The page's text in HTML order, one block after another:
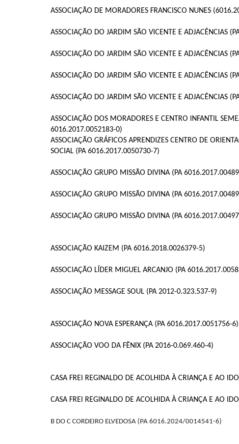
ASSOCIAÇÃO DE MORADORES FRANCISCO NUNES
ASSOCIAÇÃO DO JARDIM SÃO VICENTE E ADJACÊNCIAS
ASSOCIAÇÃO DO JARDIM SÃO VICENTE E ADJACÊNCIAS
ASSOCIAÇÃO DO JARDIM SÃO VICENTE E ADJACÊNCIAS
ASSOCIAÇÃO DO JARDIM SÃO VICENTE E ADJACÊNCIAS
ASSOCIAÇÃO DOS MORADORES E CENTRO INFANTIL
6016.2017.0052183-0)
ASSOCIAÇÃO GRÁFICOS APRENDIZES CENTRO DE
SOCIAL (PA 6016.2017.0050730-7)
ASSOCIAÇÃO GRUPO MISSÃO DIVINA (PA
ASSOCIAÇÃO GRUPO MISSÃO DIVINA (PA
ASSOCIAÇÃO GRUPO MISSÃO DIVINA (PA
ASSOCIAÇÃO KAIZEM (PA 6016.2018.0026379-5)
ASSOCIAÇÃO LÍDER MIGUEL ARCANJO (PA
ASSOCIAÇÃO MESSAGE SOUL (PA 2012-0.323.537-9)
ASSOCIAÇÃO NOVA ESPERANÇA (PA 6016.2017.0051756-6)
ASSOCIAÇÃO VOO DA FÊNIX (PA 2016-0.069.460-4)
CASA FREI REGINALDO DE ACOLHIDA À CRIANÇA E AO
CASA FREI REGINALDO DE ACOLHIDA À CRIANÇA E AO
B DO C CORDEIRO ELVEDOSA (PA 6016.2024/0014541-6)